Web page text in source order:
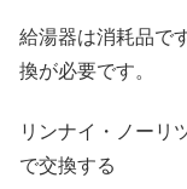
給湯器は消耗品で
換が必要です。
リンナイ・ノーリ
で交換する